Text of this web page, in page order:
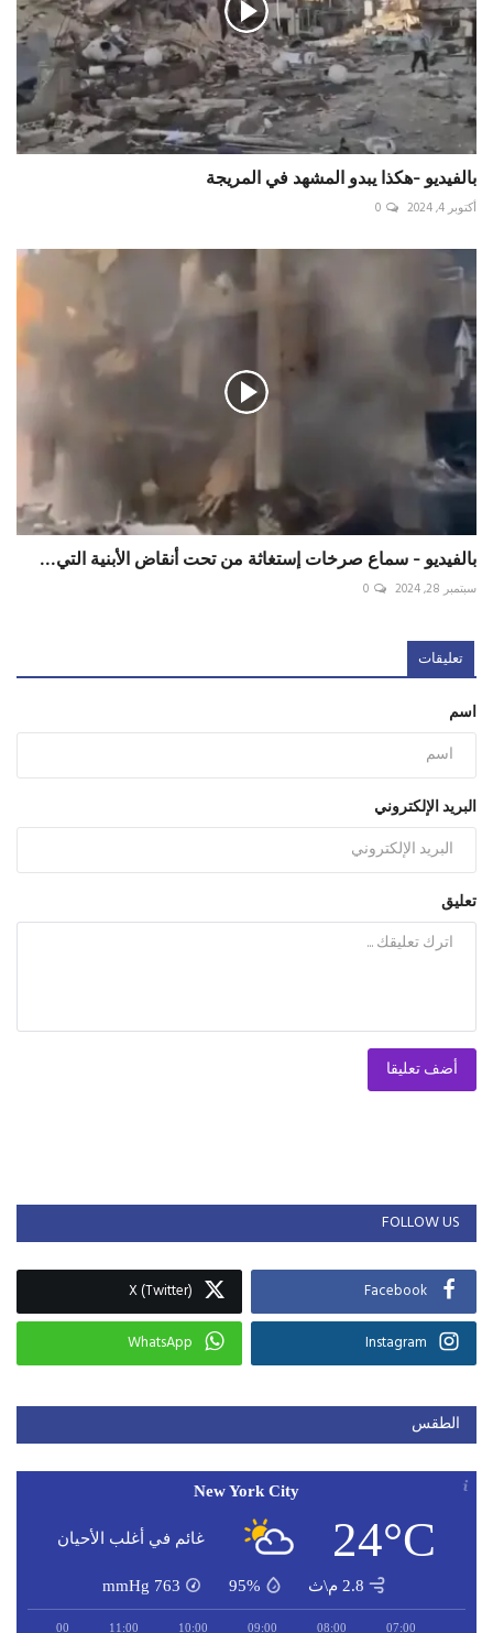
بالفيديو -‏هكذا يبدو المشهد في ‎المريجة
أكتوبر 4, 2024 0
بالفيديو - سماع صرخات إستغاثة من تحت أنقاض الأبنية التي...
سبتمبر 28, 2024 0
تعليقات
اسم
البريد الإلكتروني
تعليق
أضف تعليقا
FOLLOW US
Facebook
X (Twitter)
Instagram
WhatsApp
الطقس
New York City
24°C غائم في أغلب الأحيان
2.8 م\ث 95%
763
mmHg
07:00
08:00
09:00
10:00
11:00
12:00